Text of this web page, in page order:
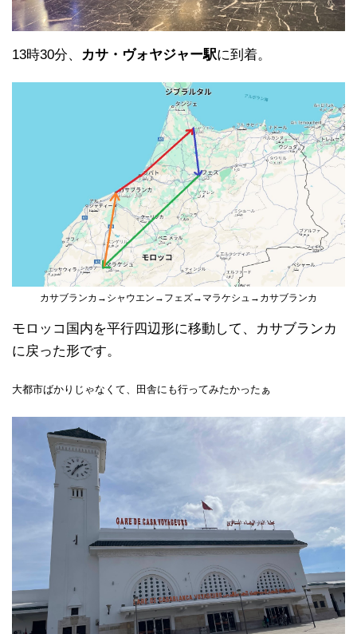
13時30分、 カサ・ヴォヤジャー駅に到着。
カサブランカ→シャウエン→フェズ→マラケシュ→カサブランカ
モロッコ国内を平行四辺形に移動して、カサブランカ
に戻った形です。
大都市ばかりじゃなくて、田舎にも行ってみたかったぁ